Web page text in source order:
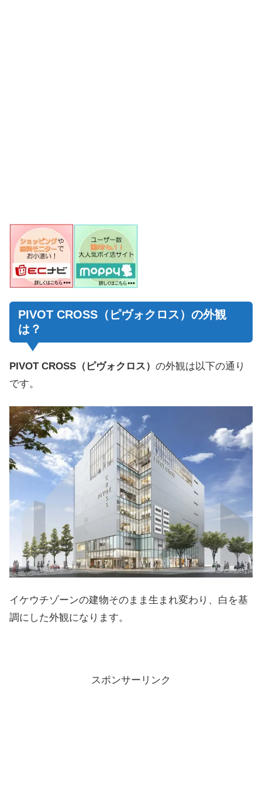
PIVOT CROSS（ピヴォクロス）の外観
は？
PIVOT CROSS（ピヴォクロス） の外観は以下の通り
です。
イケウチゾーンの建物そのまま生まれ変わり、白を基
調にした外観になります。
スポンサーリンク